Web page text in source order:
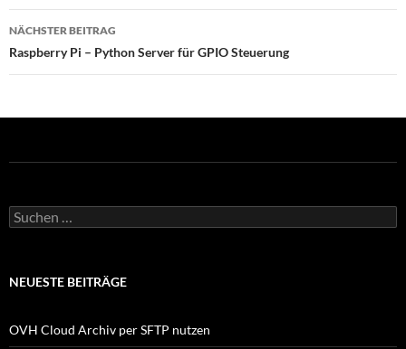
NÄCHSTER BEITRAG
Raspberry Pi – Python Server für GPIO Steuerung
Suchen
nach:
NEUESTE BEITRÄGE
OVH Cloud Archiv per SFTP nutzen